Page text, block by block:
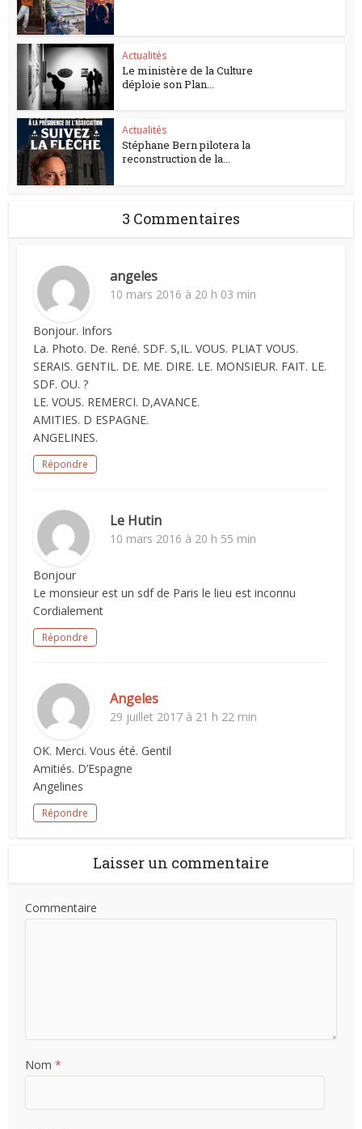
Actualités
Le ministère de la Culture
déploie son Plan...
Actualités
Stéphane Bern pilotera la
reconstruction de la...
3 Commentaires
angeles
10 mars 2016 à 20 h 03 min
Bonjour. Infors
La. Photo. De. René. SDF. S,IL. VOUS. PLIAT VOUS.
SERAIS. GENTIL. DE. ME. DIRE. LE. MONSIEUR. FAIT. LE.
SDF. OU. ?
LE. VOUS. REMERCI. D,AVANCE.
AMITIES. D ESPAGNE.
ANGELINES.
Répondre
Le Hutin
10 mars 2016 à 20 h 55 min
Bonjour
Le monsieur est un sdf de Paris le lieu est inconnu
Cordialement
Répondre
Angeles
29 juillet 2017 à 21 h 22 min
OK. Merci. Vous été. Gentil
Amitiés. D’Espagne
Angelines
Répondre
Laisser un commentaire
Commentaire
Nom*